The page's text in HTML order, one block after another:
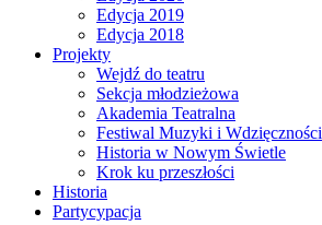
Edycja 2019
Edycja 2018
Projekty
Wejdź do teatru
Sekcja młodzieżowa
Akademia Teatralna
Festiwal Muzyki i Wdzięczności
Historia w Nowym Świetle
Krok ku przeszłości
Historia
Partycypacja